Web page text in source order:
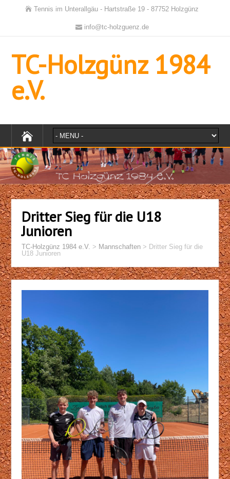
Tennis im Unterallgäu - Hartstraße 19 - 87752 Holzgünz
info@tc-holzguenz.de
TC-Holzgünz 1984
e.V.
Dritter Sieg für die U18
Junioren
TC-Holzgünz 1984 e.V. > Mannschaften > Dritter Sieg für die
U18 Junioren